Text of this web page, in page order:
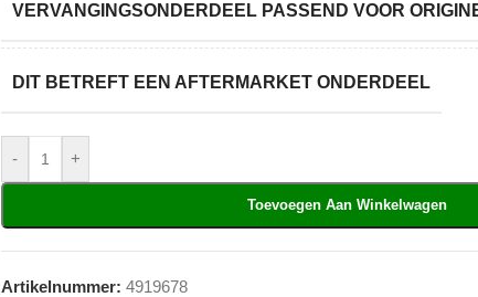
VERVANGINGSONDERDEEL PASSEND VOOR
DIT BETREFT EEN AFTERMARKET ONDERDEEL
- +
Toevoegen Aan Winkelwagen
Artikelnummer: 4919678